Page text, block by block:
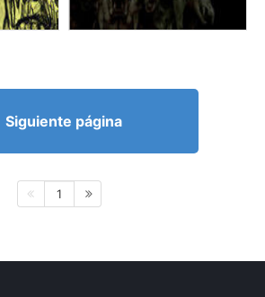
Siguiente página
1